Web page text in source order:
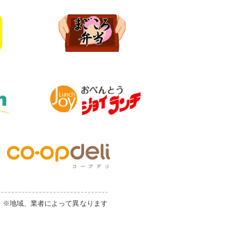
※地域、業者によって異なります